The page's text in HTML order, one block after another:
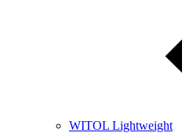
WITOL Lightweight